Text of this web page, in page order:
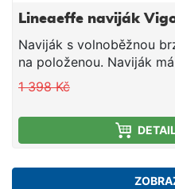
Lineaeffe naviják
Naviják s volnoběžnou
na položenou. Naviják
vlasce o průměru
přední a volnoběžnou
nastavitelné dle potřeb
4000 Kapacita 0,30 mm
vlasce o průměru 0,28
1 398 Kč